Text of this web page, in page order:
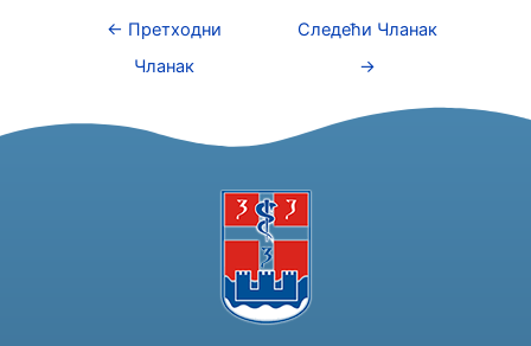
e
b
o
er e
← Претходни
Чланак
Следећи Чланак
→